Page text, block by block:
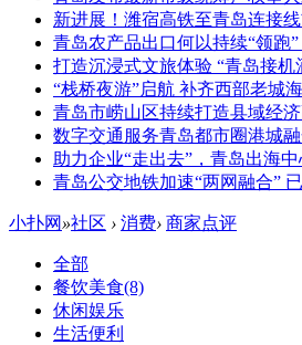
新进展！潍宿高铁至青岛连接
青岛农产品出口何以持续“领跑”
打造沉浸式文旅体验 “青岛接机
“栈桥夜游”启航 补齐西部老城
青岛市崂山区持续打造县域经
数字交通服务青岛都市圈港城
助力企业“走出去”，青岛出海
青岛公交地铁加速“两网融合”
小扑网 »社区 › 消费› 商家点评
全部
餐饮美食(8)
休闲娱乐
生活便利